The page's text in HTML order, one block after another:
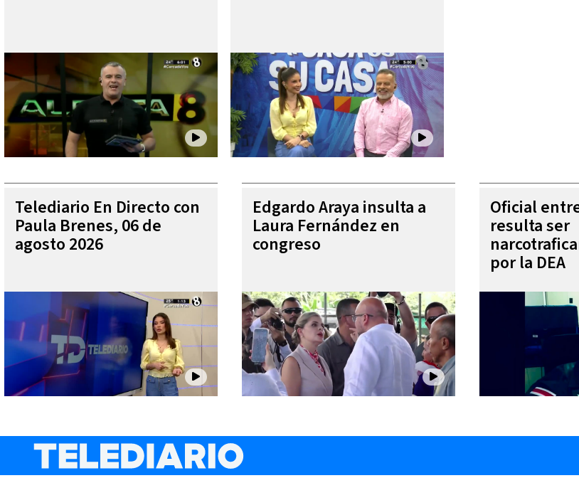
Telediario En Directo con
Paula Brenes, 06 de
agosto 2026
Edgardo Araya insulta a
Laura Fernández en
congreso
Oficial
resulta ser
por la DEA